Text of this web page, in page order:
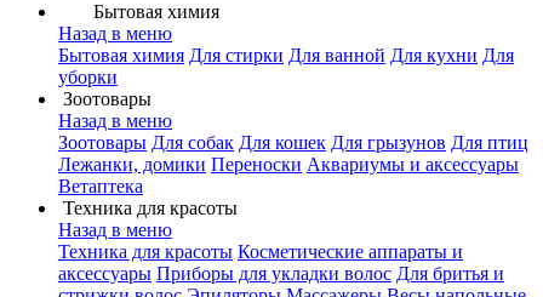
Бытовая химия
Назад в меню
Бытовая химия Для стирки Для ванной Для кухни Для
уборки
Зоотовары
Назад в меню
Зоотовары Для собак Для кошек Для грызунов Для птиц
Лежанки, домики Переноски Аквариумы и аксессуары
Ветаптека
Техника для красоты
Назад в меню
Техника для красоты Косметические аппараты и
аксессуары Приборы для укладки волос Для бритья и